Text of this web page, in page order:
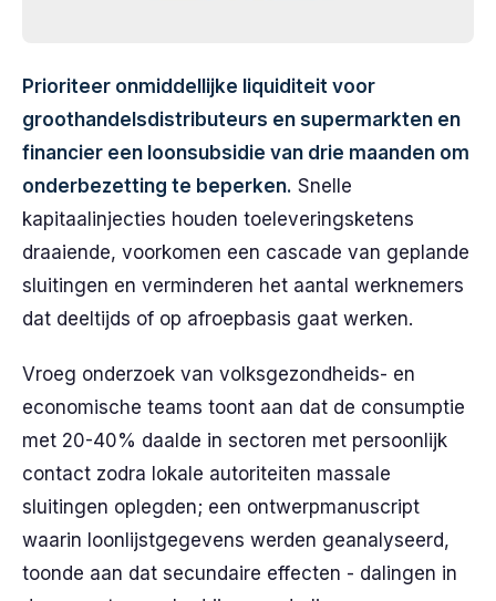
Prioriteer onmiddellijke liquiditeit voor
groothandelsdistributeurs en supermarkten en
financier een loonsubsidie van drie maanden om
onderbezetting te beperken. Snelle
kapitaalinjecties houden toeleveringsketens
draaiende, voorkomen een cascade van geplande
sluitingen en verminderen het aantal werknemers
dat deeltijds of op afroepbasis gaat werken.
Vroeg onderzoek van volksgezondheids- en
economische teams toont aan dat de consumptie
met 20-40% daalde in sectoren met persoonlijk
contact zodra lokale autoriteiten massale
sluitingen oplegden; een ontwerpmanuscript
waarin loonlijstgegevens werden geanalyseerd,
toonde aan dat secundaire effecten - dalingen in